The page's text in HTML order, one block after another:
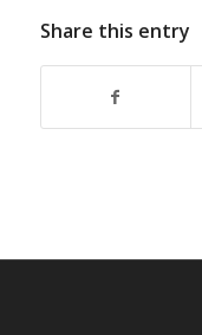
Share this entry